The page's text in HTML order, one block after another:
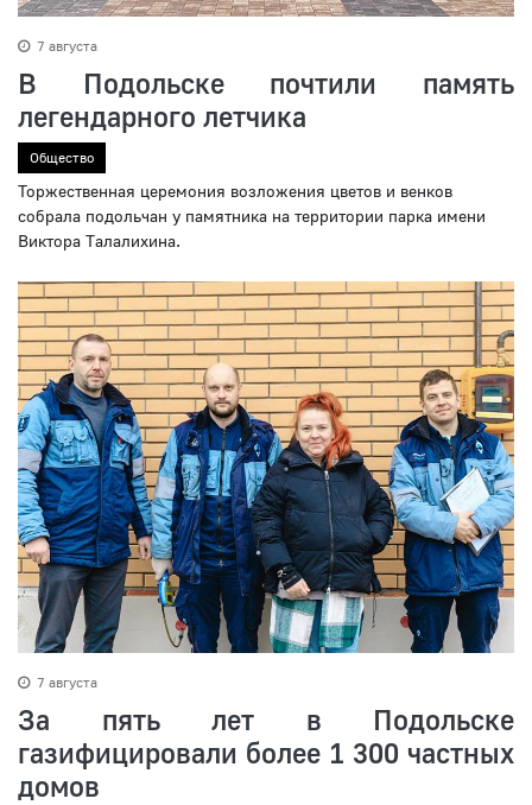
7 августа
В Подольске почтили память
легендарного летчика
Общество
Торжественная церемония возложения цветов и венков
собрала подольчан у памятника на территории парка имени
Виктора Талалихина.
7 августа
За пять лет в Подольске
газифицировали более 1 300 частных
домов